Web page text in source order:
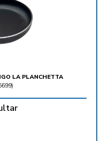
LA PLANCHETTA
)